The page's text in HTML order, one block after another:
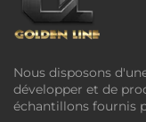
Nous disposons
développer et de
échantillons fournis